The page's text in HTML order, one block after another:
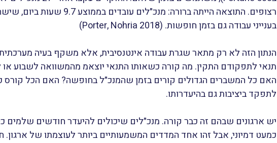
רצופים. התוצאה הייתה ברורה:
בענייני עבודה גם בזמן חופשות. (Porter, Nohria 2018)
הנתון הזה לא רק מתאר שגרת עבודה אינטנסיבית, אלא משקף בעיה
תנאי לתפקודם התקין. מה קורה כשאותו התנאי יוצאמ מהמשוואה לשבוע או
האם כל המשברים הגדולים קורים בזמן שהמנכ״ל בחופשה? האם הכל קורס
לתפקד ביציבות גם בהיעדרותו.
יש ארגונים שבהם זה כבר קורה. מנכ״לים שיכולים להיעדר חודשים שלמים
כמעט דמיוני, אבל זהו אחד המדדים המשמעותיים ביותר לעוצמתו של